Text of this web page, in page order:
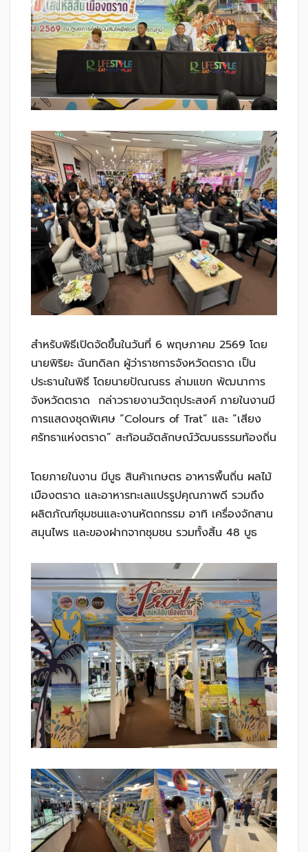
สำหรับพิธีเปิดจัดขึ้นในวันที่ 6 พฤษภาคม 2569 โดย
นายพิริยะ ฉันทดิลก ผู้ว่าราชการจังหวัดตราด เป็น
ประธานในพิธี โดยนายปัณณธร ล่ามแขก พัฒนาการ
จังหวัดตราด กล่าวรายงานวัตถุประสงค์ ภายในงานมี
การแสดงชุดพิเศษ “Colours of Trat” และ “เสียง
ศรัทธาแห่งตราด” สะท้อนอัตลักษณ์วัฒนธรรมท้องถิ่น
โดยภายในงาน มีบูธ สินค้าเกษตร อาหารพื้นถิ่น ผลไม้
เมืองตราด และอาหารทะเลแปรรูปคุณภาพดี รวมถึง
ผลิตภัณฑ์ชุมชนและงานหัตถกรรม อาทิ เครื่องจักสาน
สมุนไพร และของฝากจากชุมชน รวมทั้งสิ้น 48 บูธ